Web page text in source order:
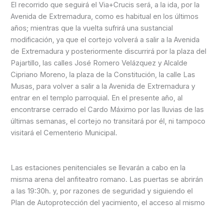
El recorrido que seguirá el Via+Crucis será, a la ida, por la
Avenida de Extremadura, como es habitual en los últimos
años; mientras que la vuelta sufrirá una sustancial
modificación, ya que el cortejo volverá a salir a la Avenida
de Extremadura y posteriormente discurrirá por la plaza del
Pajartillo, las calles José Romero Velázquez y Alcalde
Cipriano Moreno, la plaza de la Constitución, la calle Las
Musas, para volver a salir a la Avenida de Extremadura y
entrar en el templo parroquial. En el presente año, al
encontrarse cerrado el Cardo Máximo por las lluvias de las
últimas semanas, el cortejo no transitará por él, ni tampoco
visitará el Cementerio Municipal.
Las estaciones penitenciales se llevarán a cabo en la
misma arena del anfiteatro romano. Las puertas se abrirán
a las 19:30h. y, por razones de seguridad y siguiendo el
Plan de Autoprotección del yacimiento, el acceso al mismo